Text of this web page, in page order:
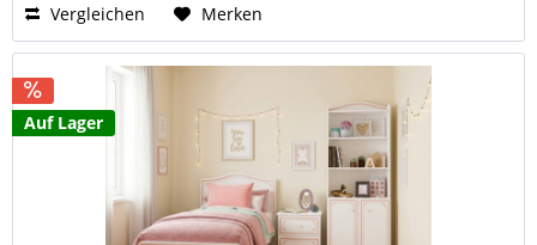
Vergleichen Merken
Auf Lager